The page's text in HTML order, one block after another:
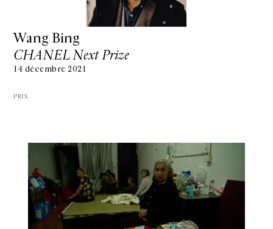
Wang Bing
CHANEL Next Prize
14 décembre 2021
PRIX